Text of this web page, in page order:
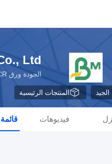
Ltd.
الجودة ورق NCR بدون كربون, لفة ورق حراري المصنع من الصين
المنتجات الرئيسية
فيديوهات